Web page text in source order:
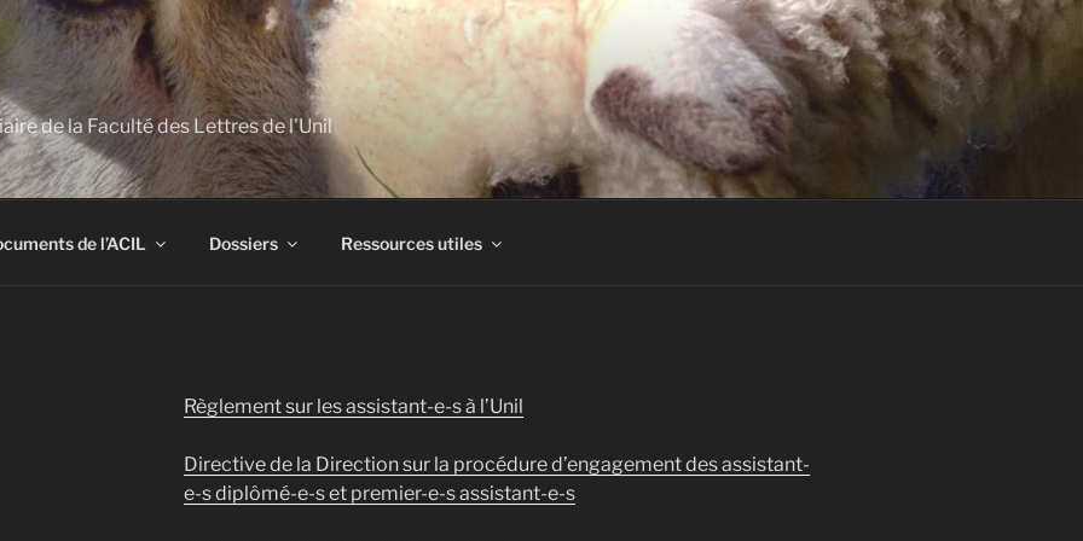
de la Faculté des Lettres de l'Unil
de l’ACIL Dossiers Ressources utiles
Règlement sur les assistant-e-s à l’Unil
Directive de la Direction sur la procédure d’engagement des assistant-
e-s diplômé-e-s et premier-e-s assistant-e-s